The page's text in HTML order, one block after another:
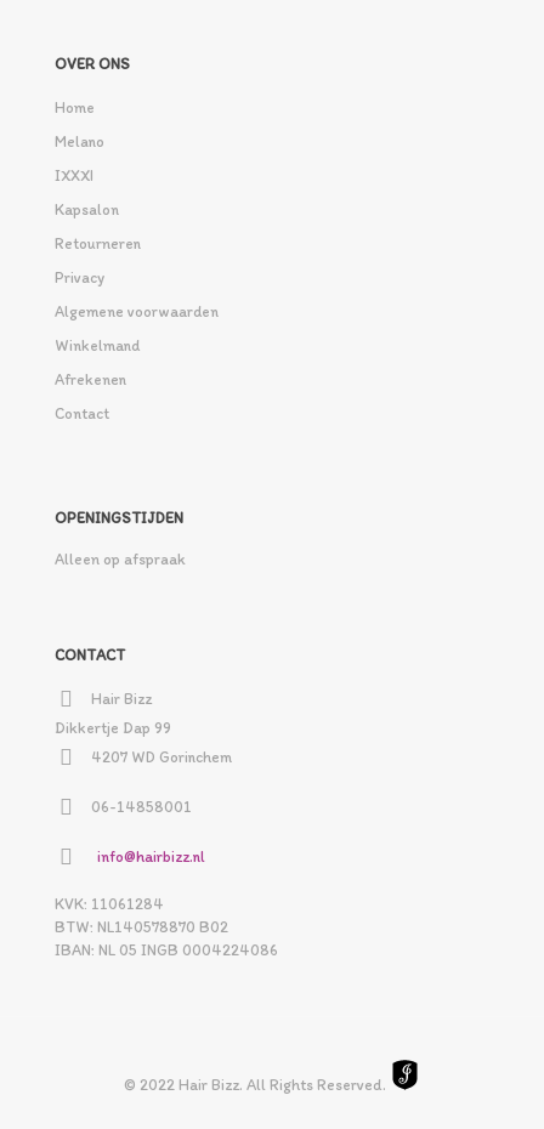
OVER ONS
Home
Melano
IXXXI
Kapsalon
Retourneren
Privacy
Algemene voorwaarden
Winkelmand
Afrekenen
Contact
OPENINGSTIJDEN
Alleen op afspraak
CONTACT
Hair Bizz
Dikkertje Dap 99
4207 WD Gorinchem
06-14858001
info@hairbizz.nl
KVK: 11061284
BTW: NL140578870 B02
IBAN: NL 05 INGB 0004224086
© 2022 Hair Bizz. All Rights Reserved.